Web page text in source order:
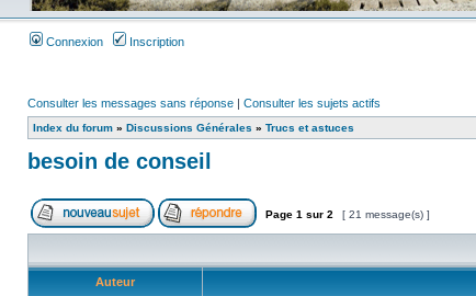
Connexion Inscription
Consulter les messages sans réponse | Consulter les sujets actifs
Index du forum » Discussions Générales » Trucs et astuces
besoin de conseil
Page 1 sur 2 [ 21 message(s) ]
Auteur